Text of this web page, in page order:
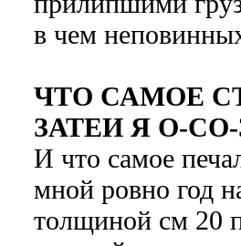
в чем
ЧТО САМОЕ
ЗАТЕИ Я О-
И что самое
мной ровно год
толщиной см 20